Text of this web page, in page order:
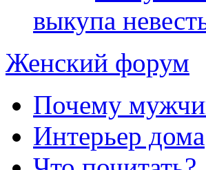
выкупа
Женский форум
Почему
Интерьер дома